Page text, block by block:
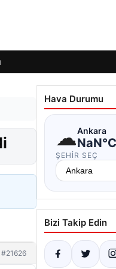
#21626
Hava Durumu
☁Ankara
NaN°C
ŞEHIR SEÇ
Bizi Takip Edin